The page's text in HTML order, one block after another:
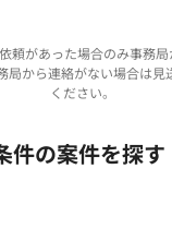
頼があった場合のみ事務局
局から連絡がない場合は
ください。
件の案件を探す